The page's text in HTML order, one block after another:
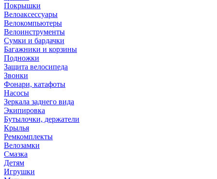
Покрышки
Велоаксессуары
Велокомпьютеры
Велоинструменты
Сумки и бардачки
Багажники и корзины
Подножки
Защита велосипеда
Звонки
Фонари, катафоты
Насосы
Зеркала заднего вида
Экипировка
Бутылочки, держатели
Крылья
Ремкомплекты
Велозамки
Смазка
Детям
Игрушки